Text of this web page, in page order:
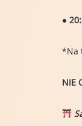
●
*Na
NIE